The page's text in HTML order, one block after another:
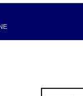
Suchbegriffe